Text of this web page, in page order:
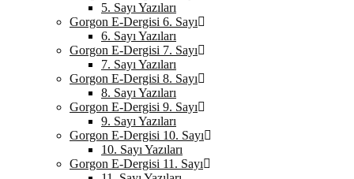
5. Sayı Yazıları
Gorgon E-Dergisi 6. Sayı
6. Sayı Yazıları
Gorgon E-Dergisi 7. Sayı
7. Sayı Yazıları
Gorgon E-Dergisi 8. Sayı
8. Sayı Yazıları
Gorgon E-Dergisi 9. Sayı
9. Sayı Yazıları
Gorgon E-Dergisi 10. Sayı
10. Sayı Yazıları
Gorgon E-Dergisi 11. Sayı